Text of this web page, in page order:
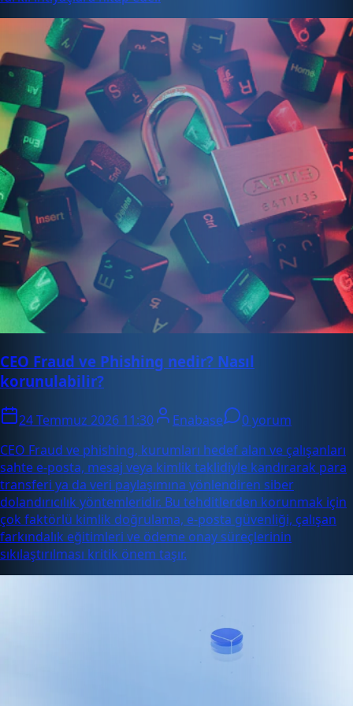
CEO Fraud ve Phishing nedir? Nasıl
korunulabilir?
24 Temmuz 2026 11:30 Enabase
0 yorum
CEO Fraud ve phishing, kurumları hedef alan ve çalışanları
sahte e-posta, mesaj veya kimlik taklidiyle kandırarak para
transferi ya da veri paylaşımına yönlendiren siber
dolandırıcılık yöntemleridir. Bu tehditlerden korunmak için
çok faktörlü kimlik doğrulama, e-posta güvenliği, çalışan
farkındalık eğitimleri ve ödeme onay süreçlerinin
sıkılaştırılması kritik önem taşır.